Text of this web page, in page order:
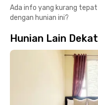
gedung seperti parking
center, business center,
Berlokasi strategis di
akses mudah ke berbagai
Kemayoran (2 menit), K
Lapangan Golf Bandar
rumah sakit di sekitarnya.
Ada info yang kurang
dengan hunian ini?
Hunian Lain